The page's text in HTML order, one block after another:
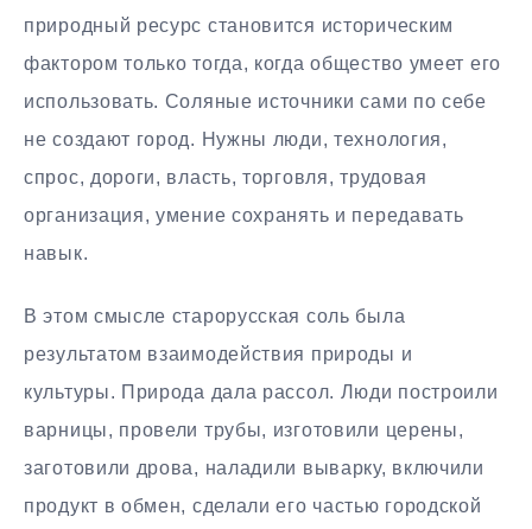
природный ресурс становится историческим
фактором только тогда, когда общество умеет его
использовать. Соляные источники сами по себе
не создают город. Нужны люди, технология,
спрос, дороги, власть, торговля, трудовая
организация, умение сохранять и передавать
навык.
В этом смысле старорусская соль была
результатом взаимодействия природы и
культуры. Природа дала рассол. Люди построили
варницы, провели трубы, изготовили церены,
заготовили дрова, наладили выварку, включили
продукт в обмен, сделали его частью городской